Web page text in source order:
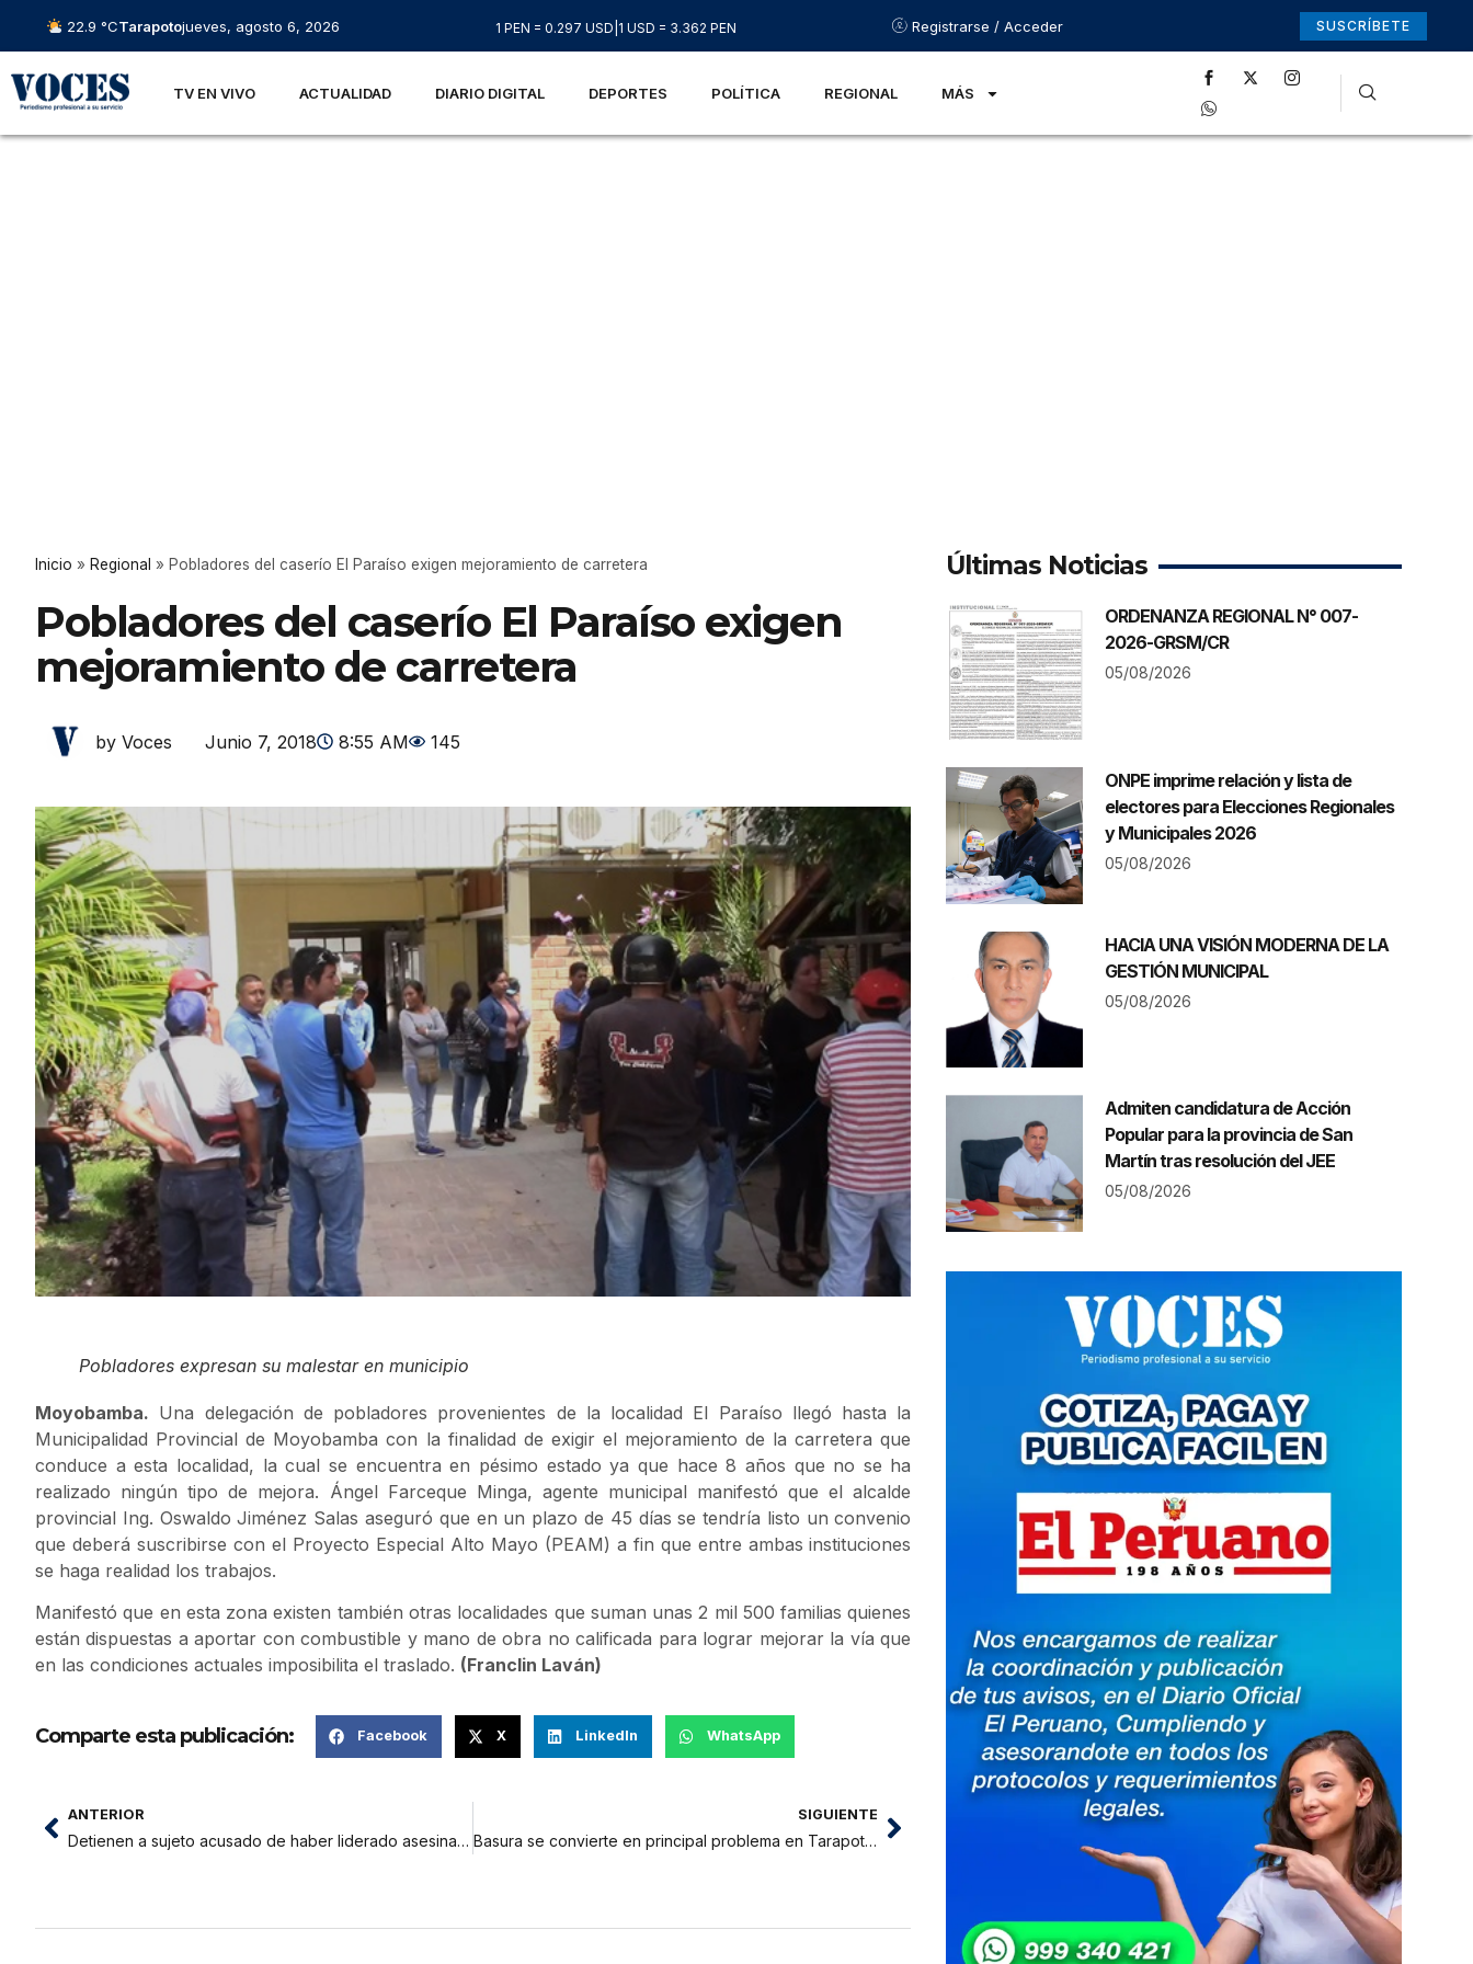
22.9 °CTarapotojueves, agosto 6, 2026 1 PEN = 0.297 USD 1 USD = 3.362 PEN Registrarse / Acceder SUSCRÍBETE
TV EN VIVO ACTUALIDAD DIARIO DIGITAL DEPORTES POLÍTICA REGIONAL MÁS
Inicio » Regional » Pobladores del caserío El Paraíso exigen mejoramiento de carretera
Pobladores del caserío El Paraíso exigen
mejoramiento de carretera
by Voces Junio 7, 2018 8:55 AM 145
Pobladores expresan su malestar en municipio
Moyobamba. Una delegación de pobladores provenientes de la localidad El Paraíso llegó hasta la
Municipalidad Provincial de Moyobamba con la finalidad de exigir el mejoramiento de la carretera que
conduce a esta localidad, la cual se encuentra en pésimo estado ya que hace 8 años que no se ha
realizado ningún tipo de mejora. Ángel Farceque Minga, agente municipal manifestó que el alcalde
provincial Ing. Oswaldo Jiménez Salas aseguró que en un plazo de 45 días se tendría listo un convenio
que deberá suscribirse con el Proyecto Especial Alto Mayo (PEAM) a fin que entre ambas instituciones
se haga realidad los trabajos.
Manifestó que en esta zona existen también otras localidades que suman unas 2 mil 500 familias quienes
están dispuestas a aportar con combustible y mano de obra no calificada para lograr mejorar la vía que
en las condiciones actuales imposibilita el traslado. (Franclin Laván)
Comparte esta publicación: Facebook X LinkedIn WhatsApp
ANTERIOR
Detienen a sujeto acusado de haber liderado asesinato de Caro Rodríguez
SIGUIENTE
Basura se convierte en principal problema en Tarapoto y distritos
Últimas Noticias
ORDENANZA REGIONAL N° 007-
2026-GRSM/CR
05/08/2026
ONPE imprime relación y lista de
electores para Elecciones Regionales
y Municipales 2026
05/08/2026
HACIA UNA VISIÓN MODERNA DE LA
GESTIÓN MUNICIPAL
05/08/2026
Admiten candidatura de Acción
Popular para la provincia de San
Martín tras resolución del JEE
05/08/2026